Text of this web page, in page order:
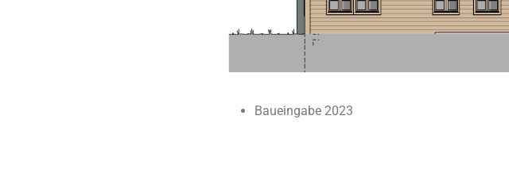
Baueingabe 2023